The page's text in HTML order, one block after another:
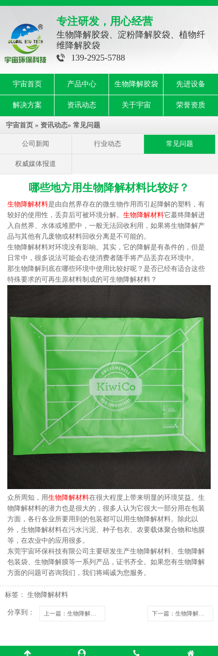
专注研发，用心经营
生物降解胶袋、淀粉降解胶袋、植物纤
维降解胶袋
139-2925-5788
宇宙首页 产品中心 生物降解胶袋 先进设备
解决方案 资讯动态 关于宇宙 荣誉资质
宇宙首页 » 资讯动态» 常见问题
公司新闻 行业动态 常见问题
权威媒体报道
哪些地方用生物降解材料比较好？
生物降解材料是由自然界存在的微生物作用而引起降解的塑料，有
较好的使用性，丢弃后可被环境分解。 生物降解材料它蕞终降解进
入自然界、水体或堆肥中，一般无法回收利用，如果将生物降解产
品与其他有几废物或材料回收分离是不可能的。
生物降解材料对环境没有影响。其实，它的降解是有条件的，但是
日常中，很多说法可能会右使消费者随手将产品丢弃在环境中。
那生物降解到底在哪些环境中使用比较好呢？是否已经有适合这些
特殊要求的可再生原材料制成的可生物降解材料？
众所周知，用生物降解材料在很大程度上带来明显的环境笑益。生
物降解材料的潜力也是很大的，很多人认为它很大一部分用在包装
方面，各行各业所要用到的包装都可以用生物降解材料。除此以
外，生物降解材料在污水污泥、种子包衣、农要载体聚合物和地膜
等，在农业中的应用很多。
东莞宇宙环保科技有限公司主要研发生产生物降解材料、生物降解
包装袋、生物降解膜等一系列产品，证书齐全。如果您有生物降解
方面的问题可咨询我们，我们将竭诚为您服务。
标签： 生物降解材料
分享到： 上一篇 ：生物降解背心袋降解后会对环境产生影响吗？ 下一篇 ：生物降解背心袋只能堆肥降解吗？